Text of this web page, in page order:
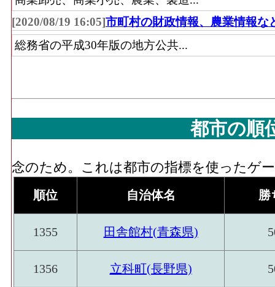
額
無店舗･事業所数(2016)：「無店舗小売業(
販売機、他)」 を営む事業所の数
動販売機、他)」 の業務に従事している人
[2020/08/19 16:05]市町村の財政情報、農業情報な
総務省の平成30年版の地方公共...
都市の順
念のため。これは都市の指標を使ったゲ
順位 自治体名 勝
1355 田舎館村(青森県)
1356 立科町(長野県)